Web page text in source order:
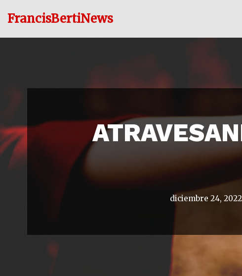
FrancisBertiNews
diciembre 24, 2022